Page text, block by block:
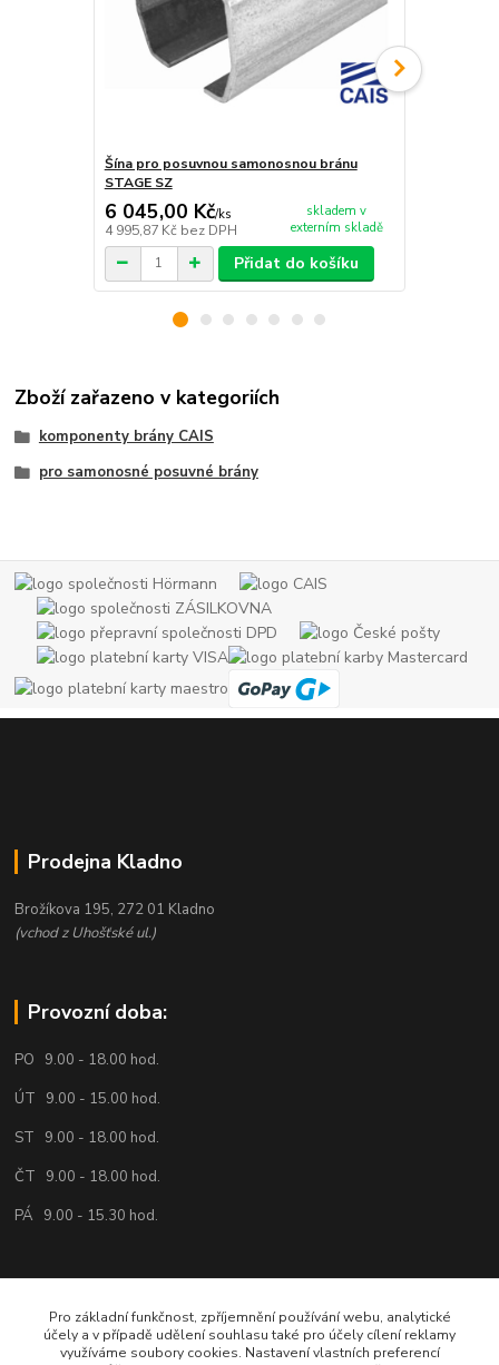
Šína pro posuvnou samonosnou bránu
STAGE SZ
6 045,00 Kč/ks
4 995,87 Kč bez DPH
skladem v
externím skladě
Přidat do košíku
Zboží zařazeno v kategoriích
komponenty brány CAIS
pro samonosné posuvné brány
Prodejna Kladno
Brožíkova 195, 272 01 Kladno
(vchod z Uhošťské ul.)
Provozní doba:
PO 9.00 - 18.00 hod.
ÚT 9.00 - 15.00 hod.
ST 9.00 - 18.00 hod.
ČT 9.00 - 18.00 hod.
PÁ 9.00 - 15.30 hod.
734 161 818
Pro základní funkčnost, zpříjemnění používání webu, analytické
účely a v případě udělení souhlasu také pro účely cílení reklamy
využíváme soubory cookies. Nastavení vlastních preferencí